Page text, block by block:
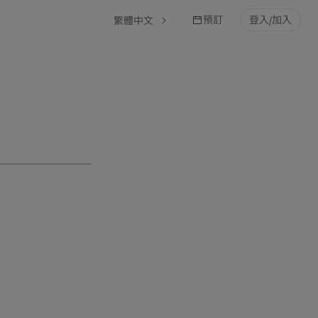
繁體中文 預訂 登入/加入